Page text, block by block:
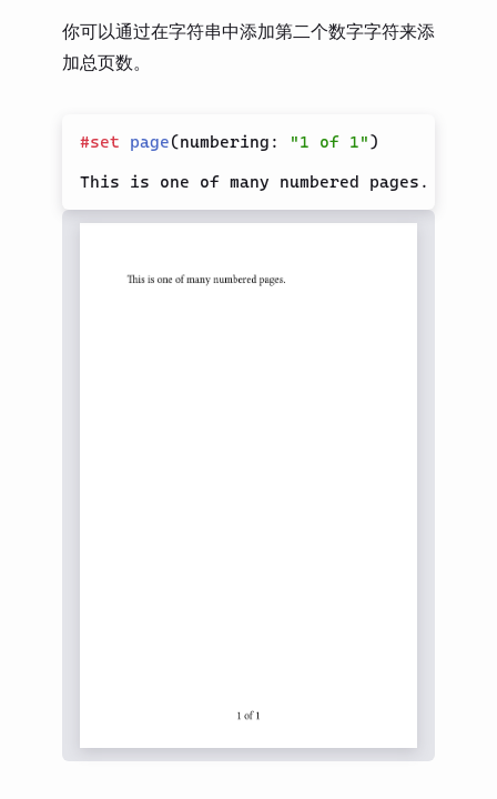
你可以通过在字符串中添加第二个数字字符来添
加总页数。
#set page(numbering : "1 of 1")